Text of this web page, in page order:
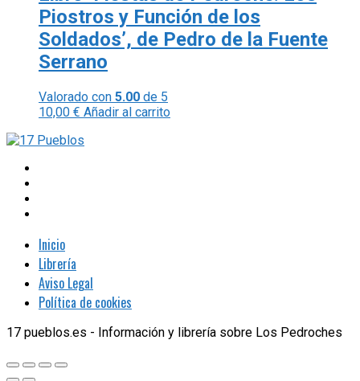
Piostros y Función de los
Soldados’, de Pedro de la Fuente
Serrano
Valorado con 5.00 de 5
10,00 € Añadir al carrito
Inicio
Librería
Aviso Legal
Política de cookies
17 pueblos.es - Información y librería sobre Los Pedroches